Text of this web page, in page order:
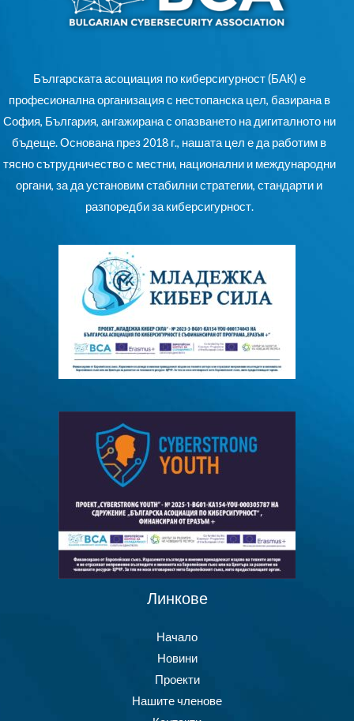
Българската асоциация по киберсигурност (БАК) е
професионална организация с нестопанска цел, базирана в
София, България, ангажирана с опазването на дигиталното ни
бъдеще. Основана през 2018 г., нашата цел е да работим в
тясно сътрудничество с местни, национални и международни
органи, за да установим стабилни стратегии, стандарти и
разпоредби за киберсигурност.
Линкове
Начало
Новини
Проекти
Нашите членове